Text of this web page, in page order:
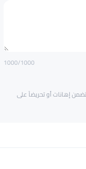
1000/1000
إهانات أو تحريضاً على